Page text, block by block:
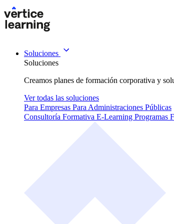
Soluciones
Soluciones
Creamos planes de formación corporativa y
Ver todas las soluciones
Para Empresas Para Administraciones Públicas
Consultoría Formativa E-Learning Programas